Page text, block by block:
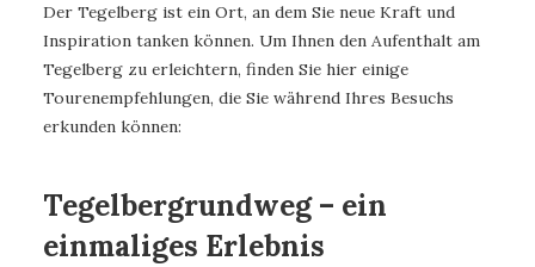
Der Tegelberg ist ein Ort, an dem Sie neue Kraft und
Inspiration tanken können. Um Ihnen den Aufenthalt am
Tegelberg zu erleichtern, finden Sie hier einige
Tourenempfehlungen, die Sie während Ihres Besuchs
erkunden können:
Tegelbergrundweg – ein
einmaliges Erlebnis